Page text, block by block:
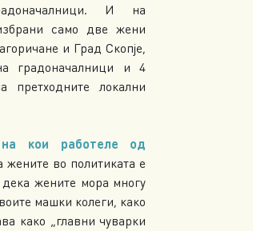
И на
само две жени
и Град Скопје,
градоначалници и 4
претходните локални
на кои работеле од
во политиката е
жените мора многу
машки колеги, како
како „главни чуварки